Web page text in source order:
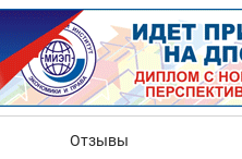
Отзывы